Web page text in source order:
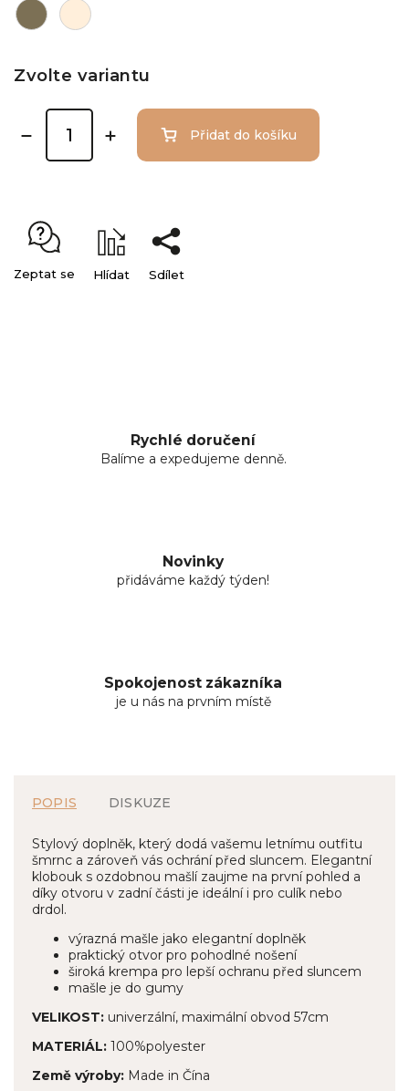
Zvolte variantu
Přidat do košíku
Zeptat se Hlídat Sdílet
Rychlé doručení
Balíme a expedujeme denně.
Novinky
přidáváme každý týden!
Spokojenost zákazníka
je u nás na prvním místě
POPIS DISKUZE
Stylový doplněk, který dodá vašemu letnímu outfitu
šmrnc a zároveň vás ochrání před sluncem. Elegantní
klobouk s ozdobnou mašlí zaujme na první pohled a
díky otvoru v zadní části je ideální i pro culík nebo
drdol.
výrazná mašle jako elegantní doplněk
praktický otvor pro pohodlné nošení
široká krempa pro lepší ochranu před sluncem
mašle je do gumy
VELIKOST: univerzální, maximální obvod 57cm
MATERIÁL: 100%polyester
Země výroby: Made in Čína